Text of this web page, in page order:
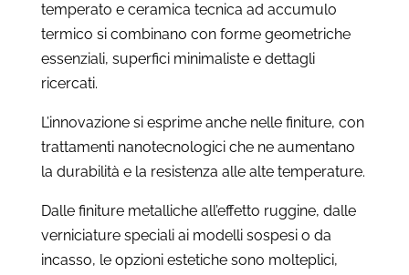
temperato e ceramica tecnica ad accumulo
termico si combinano con forme geometriche
essenziali, superfici minimaliste e dettagli
ricercati.
L’innovazione si esprime anche nelle finiture, con
trattamenti nanotecnologici che ne aumentano
la durabilità e la resistenza alle alte temperature.
Dalle finiture metalliche all’effetto ruggine, dalle
verniciature speciali ai modelli sospesi o da
incasso, le opzioni estetiche sono molteplici,